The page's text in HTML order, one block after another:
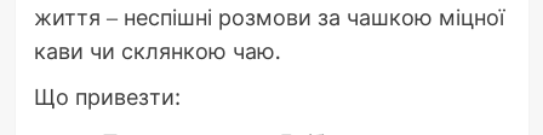
життя – неспішні розмови за чашкою міцної
кави чи склянкою чаю.
Що привезти: